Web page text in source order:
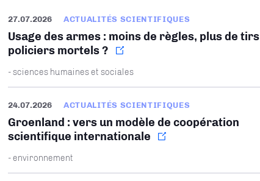
27.07.2026 ACTUALITÉS SCIENTIFIQUES
Usage des armes : moins de règles, plus de tirs
policiers mortels ?
- sciences humaines et sociales
24.07.2026 ACTUALITÉS SCIENTIFIQUES
Groenland : vers un modèle de coopération
scientifique internationale
- environnement